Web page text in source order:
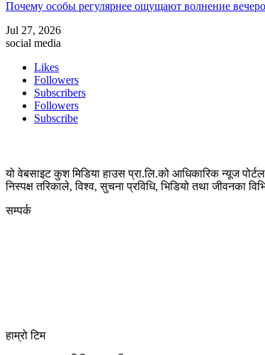
Почему особы регулярнее ощущают волнение
Jul 27, 2026
social media
Likes
Followers
Subscribers
Followers
Subscribe
यो वेबसाइट कुश मिडिया हाउस प्रा.लि.को आधिकारिक न्यूज
निस्पक्ष तरिकाले, विश्व, सुचना प्रविधि, भिडियो तथा जीवनका
सम्पर्क
हाम्रो टिम